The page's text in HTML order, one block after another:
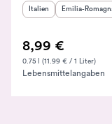
Herkunftsland
Italien Emilia-
8,99 €
0.75 l (11.99 € / 1 Liter)
Lebensmittelangaben